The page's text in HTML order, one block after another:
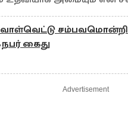
கைது
Advertisement